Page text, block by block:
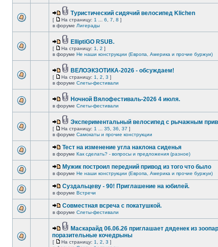
Туристический сидячий велосипед Klichen
[ На страницу: 1 6 7 8 ]
в форуме Лигерады
ElliptiGO RSUB.
[ На страницу: 1 2 ]
в форуме Не наши конструкции (Европа, Америка и прочие буржуи)
ВЕЛОЭКЗОТИКА-2026 - обсуждаем!
[ На страницу: 1 2 3 ]
в форуме Слеты-фестивали
Ночной Вялофестиваль-2026 4 июля.
в форуме Слеты-фестивали
Экспериментальный велосипед с рычажным
[ На страницу: 1 35 36 37 ]
в форуме Самокаты и прочие конструкции
Тест на изменение угла наклона сиденья
в форуме Как сделать? - вопросы и предложения (разное)
Мужик построил передний привод из того что было
в форуме Не наши конструкции (Европа, Америка и прочие буржуи)
Суздальцеву - 90! Приглашение на юбилей.
в форуме Встречи
Совместная всреча с покатушкой.
в форуме Слеты-фестивали
Маскарайд 06.06.26 приглашает дяденек из
поразительные кочедрыны
[ На страницу: 1 2 3 ]